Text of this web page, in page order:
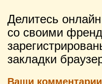
Делитесь
со своими
закладки
Ваши